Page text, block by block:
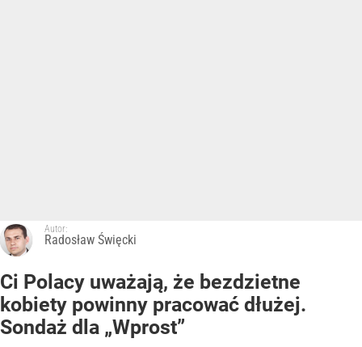
Autor:
Radosław Święcki
Ci Polacy uważają, że bezdzietne
kobiety powinny pracować dłużej.
Sondaż dla „Wprost”